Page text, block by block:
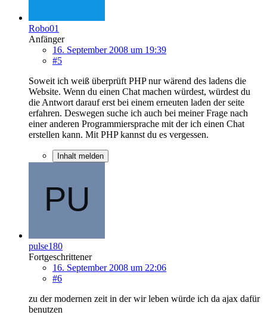
Robo01
Anfänger
16. September 2008 um 19:39
#5
Soweit ich weiß überprüft PHP nur wärend des ladens die
Website. Wenn du einen Chat machen würdest, würdest du
die Antwort darauf erst bei einem erneuten laden der seite
erfahren. Deswegen suche ich auch bei meiner Frage nach
einer anderen Programmiersprache mit der ich einen Chat
erstellen kann. Mit PHP kannst du es vergessen.
Inhalt melden
pulse180
Fortgeschrittener
16. September 2008 um 22:06
#6
zu der modernen zeit in der wir leben würde ich da ajax dafür
benutzen